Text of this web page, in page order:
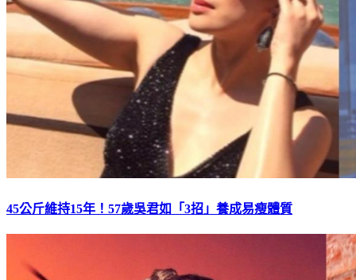
45公斤維持15年！57歲吳君如「3招」養成易瘦體質